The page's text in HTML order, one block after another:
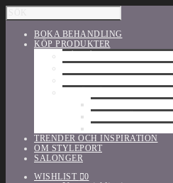
BOKA BEHANDLING
KÖP PRODUKTER
TRENDER OCH INSPIRATION
OM STYLEPORT
SALONGER
WISHLIST
0